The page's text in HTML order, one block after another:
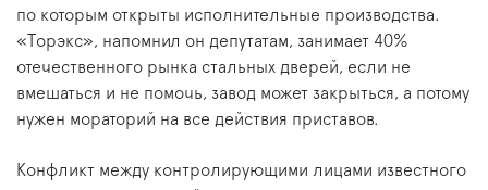
по которым открыты исполнительные производства.
«Торэкс», напомнил он депутатам, занимает 40%
отечественного рынка стальных дверей, если не
вмешаться и не помочь, завод может закрыться, а потому
нужен мораторий на все действия приставов.
Конфликт между контролирующими лицами известного